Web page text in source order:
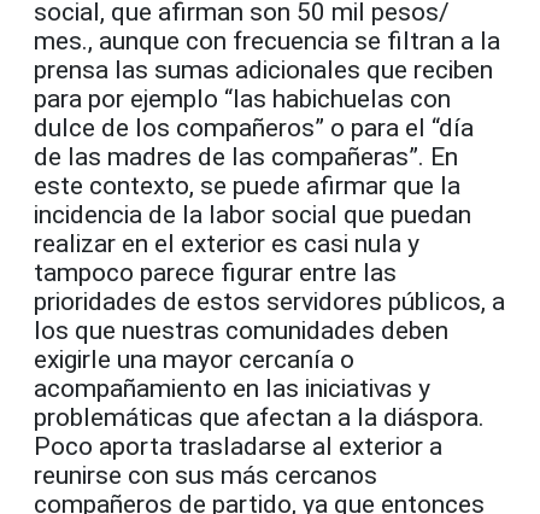
social, que afirman son 50 mil pesos/
mes., aunque con frecuencia se filtran a la
prensa las sumas adicionales que reciben
para por ejemplo “las habichuelas con
dulce de los compañeros” o para el “día
de las madres de las compañeras”. En
este contexto, se puede afirmar que la
incidencia de la labor social que puedan
realizar en el exterior es casi nula y
tampoco parece figurar entre las
prioridades de estos servidores públicos, a
los que nuestras comunidades deben
exigirle una mayor cercanía o
acompañamiento en las iniciativas y
problemáticas que afectan a la diáspora.
Poco aporta trasladarse al exterior a
reunirse con sus más cercanos
compañeros de partido, ya que entonces